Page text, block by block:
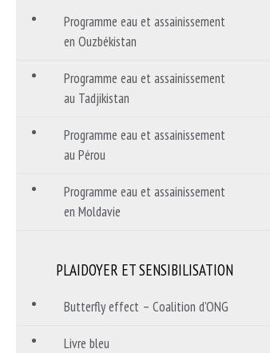
Programme eau et assainissement
en Ouzbékistan
Programme eau et assainissement
au Tadjikistan
Programme eau et assainissement
au Pérou
Programme eau et assainissement
en Moldavie
PLAIDOYER ET SENSIBILISATION
Butterfly effect – Coalition d'ONG
Livre bleu